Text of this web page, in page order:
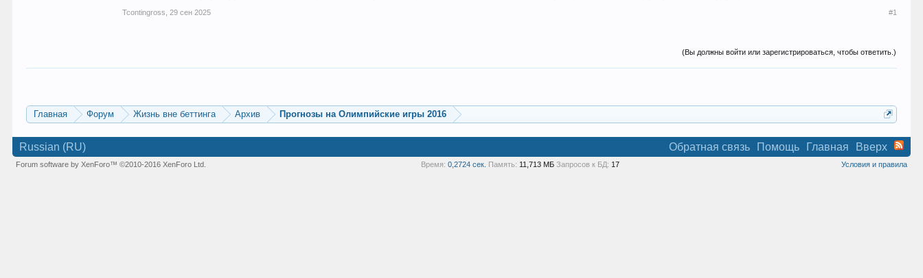
Tcontingross 29 сен 2025 #1
(Вы должны войти или зарегистрироваться, чтобы ответить.)
Главная Форум Жизнь вне беттинга Архив Прогнозы на Олимпийские игры 2016
Russian (RU) Обратная связь Помощь Главная Вверх
Условия и правила
Forum software by XenForo™©2010-2016 XenForo Ltd. Время: 0,2724 сек. Память: 11,713 МБ Запросов к БД: 17